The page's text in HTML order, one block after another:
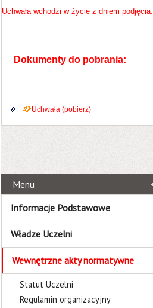
Uchwała wchodzi w życie z dniem podjęcia.
Dokumenty do pobrania:
Uchwała (pobierz)
Menu
Informacje Podstawowe
Władze Uczelni
Wewnętrzne akty normatywne
Statut Uczelni
Regulamin organizacyjny